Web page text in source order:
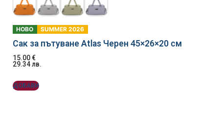
НОВО SUMMER 2026
Сак за пътуване Atlas Черен 45×26×20 см
15.00€
29.34лв.
ДОБАВИ